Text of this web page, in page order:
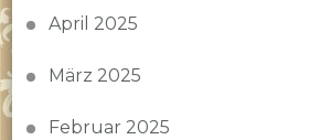
April 2025
März 2025
Februar 2025